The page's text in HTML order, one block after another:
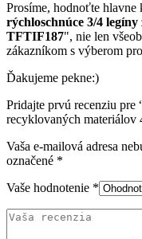
Prosíme, hodnoťte
rýchloschnúce 3/4
TFTIF187", nie len
zákazníkom s výberom
Ďakujeme pekne:)
Pridajte prvú recenziu pre
recyklovaných materiálov
Vaša e-mailová adresa
označené *
Vaše hodnotenie *